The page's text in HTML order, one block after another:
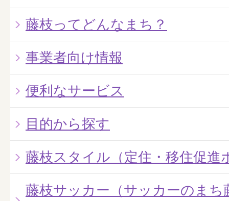
藤枝ってどんなまち？
事業者向け情報
便利なサービス
目的から探す
藤枝スタイル（定住・移住促進
藤枝サッカー（サッカーのまち